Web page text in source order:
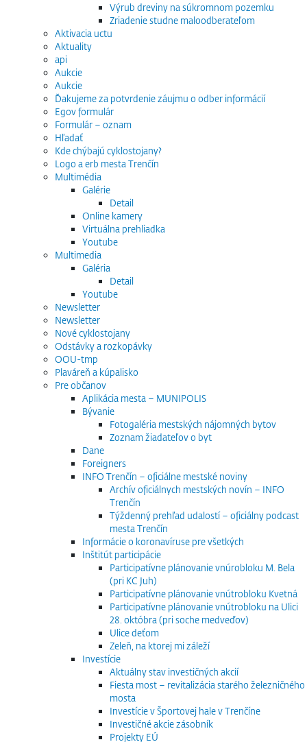
Výrub dreviny na súkromnom pozemku
Zriadenie studne maloodberateľom
Aktivacia uctu
Aktuality
api
Aukcie
Aukcie
Ďakujeme za potvrdenie záujmu o odber informácií
Egov formulár
Formulár – oznam
Hľadať
Kde chýbajú cyklostojany?
Logo a erb mesta Trenčín
Multimédia
Galérie
Detail
Online kamery
Virtuálna prehliadka
Youtube
Multimedia
Galéria
Detail
Youtube
Newsletter
Newsletter
Nové cyklostojany
Odstávky a rozkopávky
OOU-tmp
Plaváreň a kúpalisko
Pre občanov
Aplikácia mesta – MUNIPOLIS
Bývanie
Fotogaléria mestských nájomných bytov
Zoznam žiadateľov o byt
Dane
Foreigners
INFO Trenčín – oficiálne mestské noviny
Archív oficiálnych mestských novín – INFO
Trenčín
Týždenný prehľad udalostí – oficiálny podcast
mesta Trenčín
Informácie o koronavíruse pre všetkých
Inštitút participácie
Participatívne plánovanie vnúrobloku M. Bela
(pri KC Juh)
Participatívne plánovanie vnútrobloku Kvetná
Participatívne plánovanie vnútrobloku na Ulici
28. októbra (pri soche medveďov)
Ulice deťom
Zeleň, na ktorej mi záleží
Investície
Aktuálny stav investičných akcií
Fiesta most – revitalizácia starého železničného
mosta
Investície v Športovej hale v Trenčíne
Investičné akcie zásobník
Projekty EÚ